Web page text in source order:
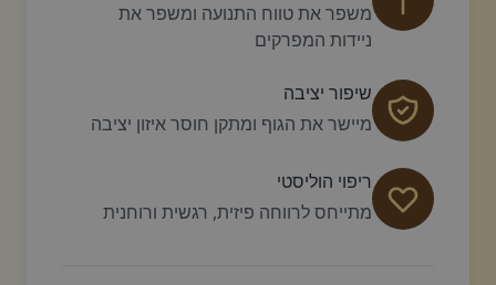
משפר את טווח התנועה ומשפר את
ניידות המפרקים
שיפור יציבה
מיישר את הגוף ומתקן חוסר איזון יציבה
ריפוי הוליסטי
מתייחס לרווחה פיזית, רגשית ורוחנית